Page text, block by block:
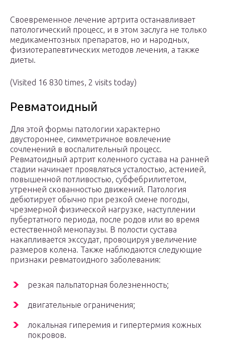
Своевременное лечение артрита останавливает
патологический процесс, и в этом заслуга не только
медикаментозных препаратов, но и народных,
физиотерапевтических методов лечения, а также
диеты.
(Visited 16 830 times, 2 visits today)
Ревматоидный
Для этой формы патологии характерно
двустороннее, симметричное вовлечение
сочленений в воспалительный процесс.
Ревматоидный артрит коленного сустава на ранней
стадии начинает проявляться усталостью, астенией,
повышенной потливостью, субфебрилитетом,
утренней скованностью движений. Патология
дебютирует обычно при резкой смене погоды,
чрезмерной физической нагрузке, наступлении
пубертатного периода, после родов или во время
естественной менопаузы. В полости сустава
накапливается экссудат, провоцируя увеличение
размеров колена. Также наблюдаются следующие
признаки ревматоидного заболевания:
резкая пальпаторная болезненность;
двигательные ограничения;
локальная гиперемия и гипертермия кожных
покровов.